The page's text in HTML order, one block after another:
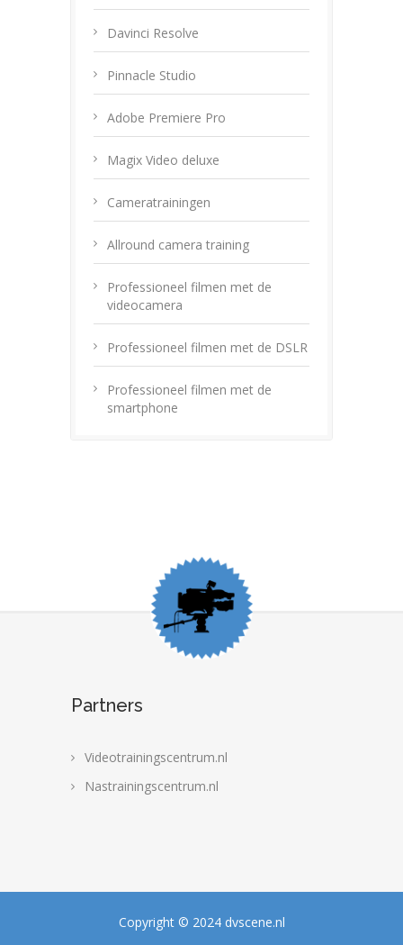
Davinci Resolve
Pinnacle Studio
Adobe Premiere Pro
Magix Video deluxe
Cameratrainingen
Allround camera training
Professioneel filmen met de
videocamera
Professioneel filmen met de DSLR
Professioneel filmen met de
smartphone
Partners
Videotrainingscentrum.nl
Nastrainingscentrum.nl
Copyright © 2024 dvscene.nl